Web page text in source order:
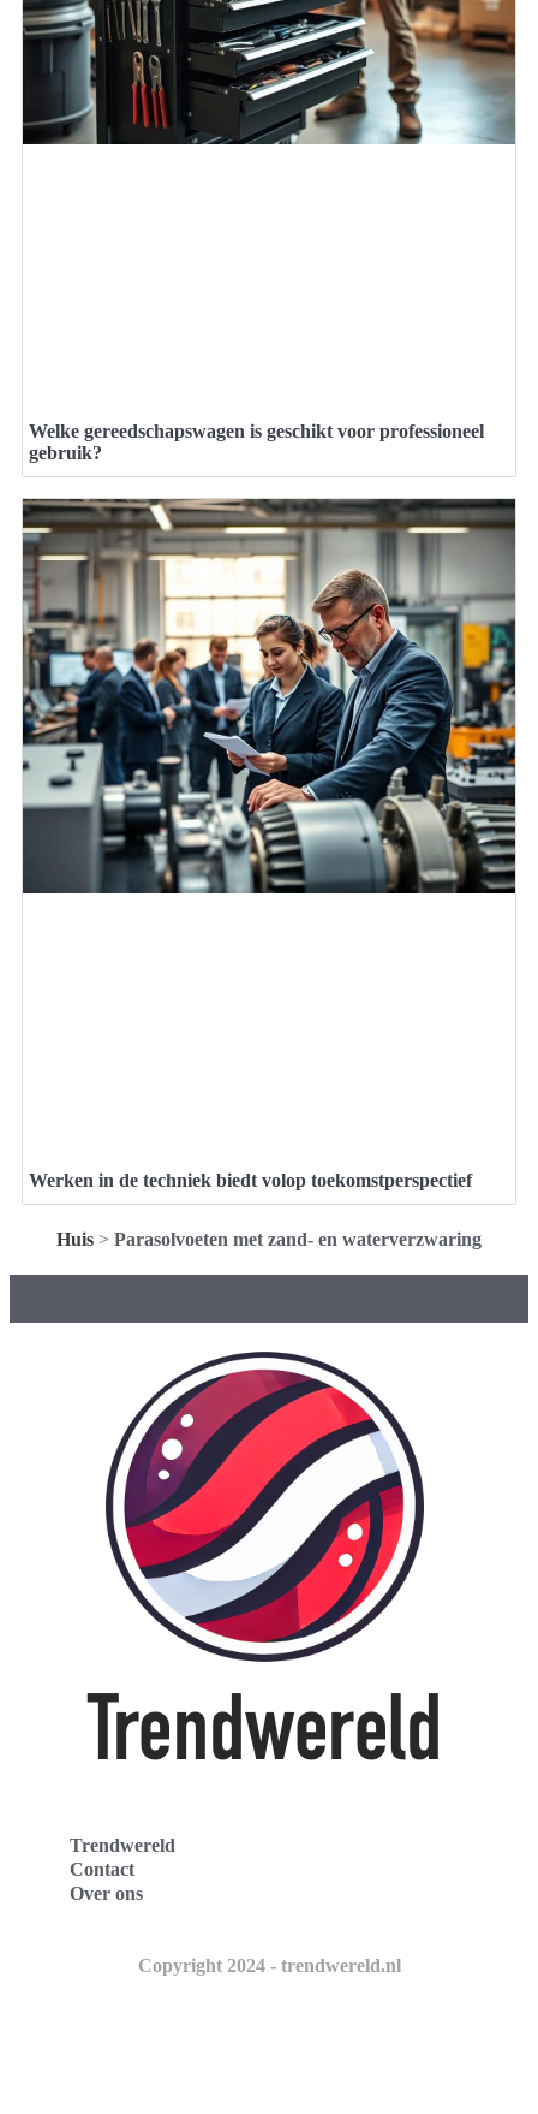
Welke gereedschapswagen is geschikt voor professioneel
gebruik?
Werken in de techniek biedt volop toekomstperspectief
Huis > Parasolvoeten met zand- en waterverzwaring
Trendwereld
Contact
Over ons
Copyright 2024 - trendwereld.nl